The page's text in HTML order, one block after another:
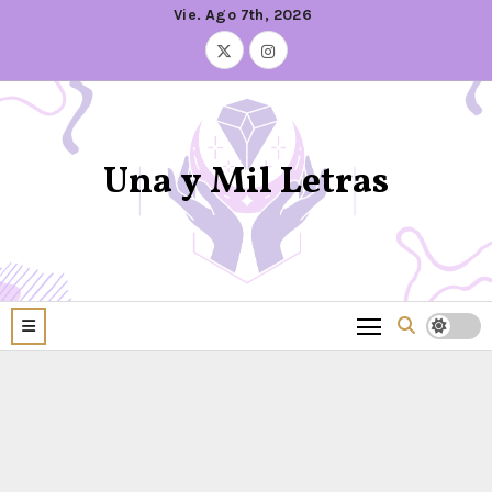
Vie. Ago 7th, 2026
Una y Mil Letras